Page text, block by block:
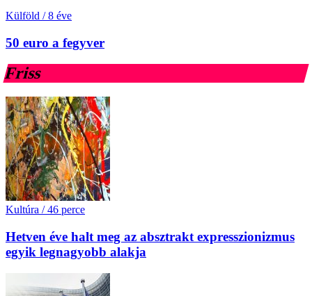
Külföld / 8 éve
50 euro a fegyver
Friss
Kultúra / 46 perce
Hetven éve halt meg az absztrakt expresszionizmus
egyik legnagyobb alakja